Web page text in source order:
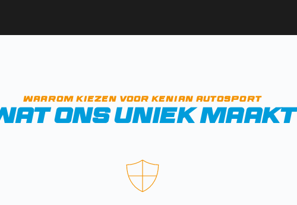
Waarom kiezen voor kenian Autosport
ons uniek maakt